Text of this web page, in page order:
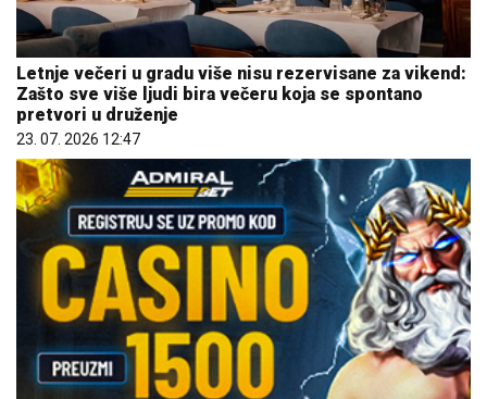
Letnje večeri u gradu više nisu rezervisane za vikend:
Zašto sve više ljudi bira večeru koja se spontano
pretvori u druženje
23. 07. 2026 12:47